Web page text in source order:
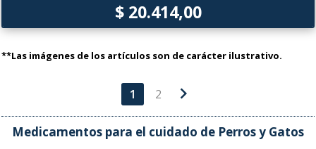
$ 20.414,00
**Las imágenes de los artículos son de carácter ilustrativo.
1 2 chevron_right
Medicamentos para el cuidado de Perros y Gatos